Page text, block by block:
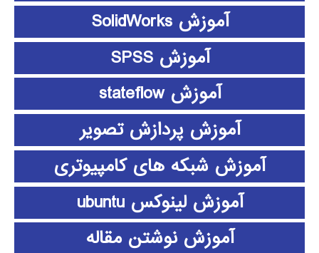
آموزش SolidWorks
آموزش SPSS
آموزش stateflow
آموزش پردازش تصویر
آموزش شبکه های کامپیوتری
آموزش لینوکس ubuntu
آموزش نوشتن مقاله